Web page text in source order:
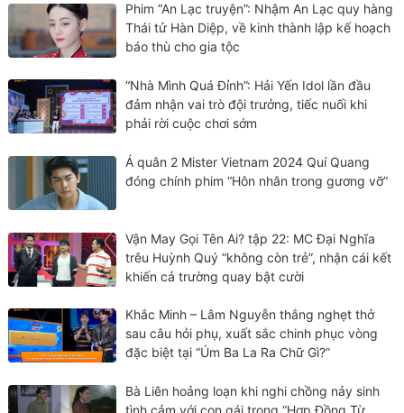
Phim “An Lạc truyện”: Nhậm An Lạc quy hàng
Thái tử Hàn Diệp, về kinh thành lập kế hoạch
báo thù cho gia tộc
“Nhà Mình Quá Đỉnh”: Hải Yến Idol lần đầu
đảm nhận vai trò đội trưởng, tiếc nuối khi
phải rời cuộc chơi sớm
Á quân 2 Mister Vietnam 2024 Quí Quang
đóng chính phim “Hôn nhân trong gương vỡ”
Vận May Gọi Tên Ai? tập 22: MC Đại Nghĩa
trêu Huỳnh Quý “không còn trẻ”, nhận cái kết
khiến cả trường quay bật cười
Khắc Minh – Lâm Nguyễn thắng nghẹt thở
sau câu hỏi phụ, xuất sắc chinh phục vòng
đặc biệt tại “Úm Ba La Ra Chữ Gì?”
Bà Liên hoảng loạn khi nghi chồng nảy sinh
tình cảm với con gái trong “Hợp Đồng Từ